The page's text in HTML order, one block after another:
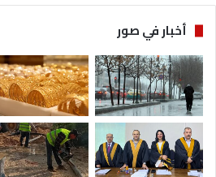
أخبار في صور